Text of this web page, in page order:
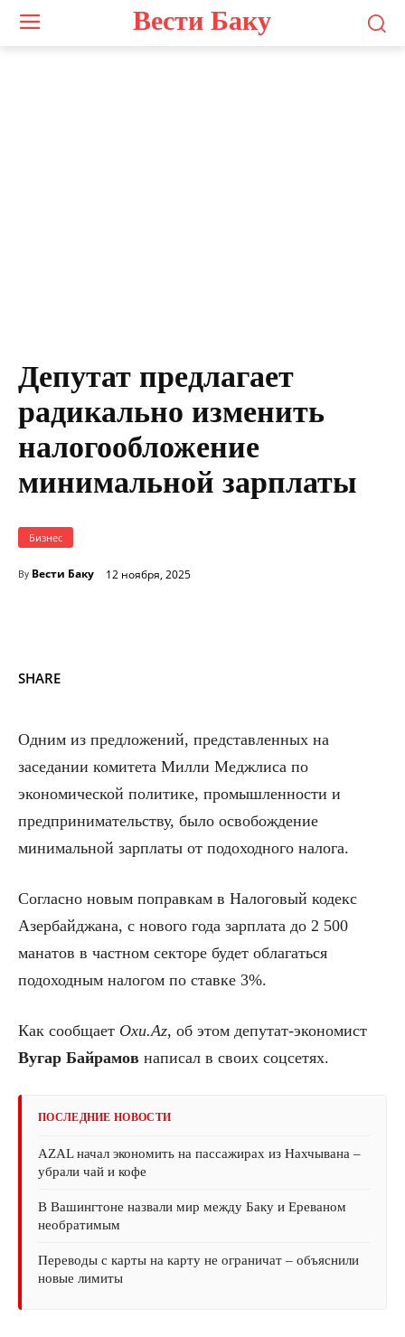
Вести Баку
Депутат предлагает
радикально изменить
налогообложение
минимальной зарплаты
Бизнес
By Вести Баку 12 ноября, 2025
SHARE
Одним из предложений, представленных на
заседании комитета Милли Меджлиса по
экономической политике, промышленности и
предпринимательству, было освобождение
минимальной зарплаты от подоходного налога.
Согласно новым поправкам в Налоговый кодекс
Азербайджана, с нового года зарплата до 2 500
манатов в частном секторе будет облагаться
подоходным налогом по ставке 3%.
Как сообщает Oxu.Az, об этом депутат-экономист
Вугар Байрамов написал в своих соцсетях.
ПОСЛЕДНИЕ НОВОСТИ
AZAL начал экономить на пассажирах из Нахчывана –
убрали чай и кофе
В Вашингтоне назвали мир между Баку и Ереваном
необратимым
Переводы с карты на карту не ограничат – объяснили
новые лимиты